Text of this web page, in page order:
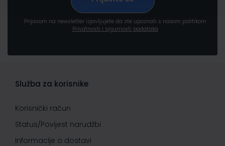
Prijavom na newsletter izjavljujete da ste upoznati s našom politikom
Privatnosti i sigurnosti podataka
Služba za korisnike
Korisnički račun
Status/Povijest narudžbi
Informacije o dostavi